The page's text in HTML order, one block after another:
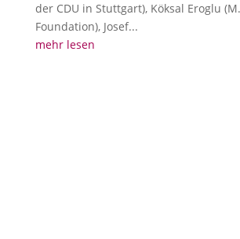
der CDU in Stuttgart), Köksal Eroglu
Foundation), Josef...
mehr lesen